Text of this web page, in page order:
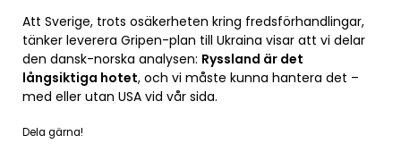
Att Sverige, trots osäkerheten kring fredsförhandlingar,
tänker leverera Gripen-plan till Ukraina visar att vi delar
den dansk-norska analysen: Ryssland är det
långsiktiga hotet, och vi måste kunna hantera det –
med eller utan USA vid vår sida.
Dela gärna!